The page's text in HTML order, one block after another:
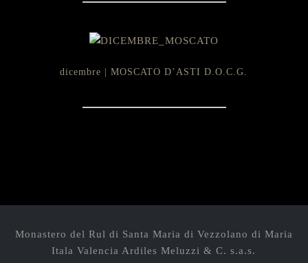
dicembre | MOSCATO D’ASTI D.O.C.G.
Monastero del Rul di Santa Maria di Vezzolano di Maria
Itala Valencia Ardiles Meluzzi & C. s.a.s.